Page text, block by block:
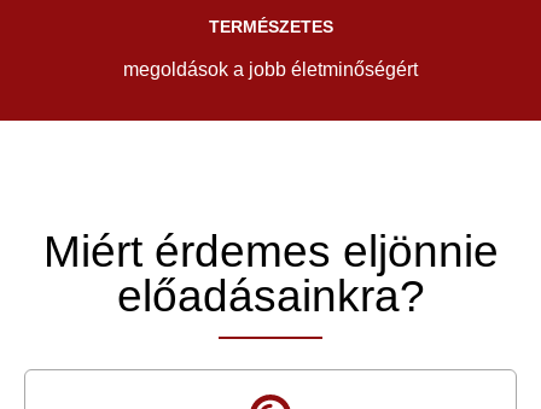
TERMÉSZETES
megoldások a jobb életminőségért
Miért érdemes eljönnie
előadásainkra?